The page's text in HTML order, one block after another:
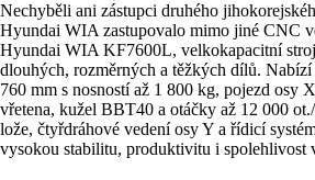
Nechyběli ani zástupci druhého
Hyundai WIA zastupovalo mimo jiné CNC
Hyundai WIA KF7600L, velkokapacitní
dlouhých, rozměrných a těžkých dílů.
760 mm s nosností až 1 800 kg, pojezd osy
vřetena, kužel BBT40 a otáčky až 12 000
lože, čtyřdráhové vedení osy Y a řídicí
vysokou stabilitu, produktivitu i spolehlivost